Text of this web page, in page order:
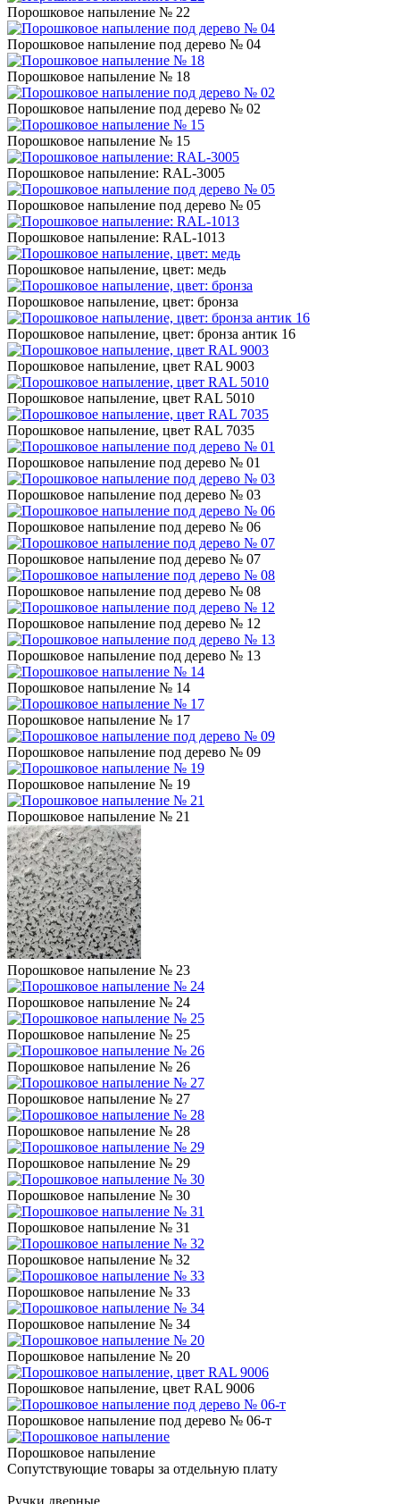
Порошковое напыление № 22
Порошковое напыление под дерево № 04
Порошковое напыление № 18
Порошковое напыление под дерево № 02
Порошковое напыление № 15
Порошковое напыление: RAL-3005
Порошковое напыление под дерево № 05
Порошковое напыление: RAL-1013
Порошковое напыление, цвет: медь
Порошковое напыление, цвет: бронза
Порошковое напыление, цвет: бронза антик 16
Порошковое напыление, цвет RAL 9003
Порошковое напыление, цвет RAL 5010
Порошковое напыление, цвет RAL 7035
Порошковое напыление под дерево № 01
Порошковое напыление под дерево № 03
Порошковое напыление под дерево № 06
Порошковое напыление под дерево № 07
Порошковое напыление под дерево № 08
Порошковое напыление под дерево № 12
Порошковое напыление под дерево № 13
Порошковое напыление № 14
Порошковое напыление № 17
Порошковое напыление под дерево № 09
Порошковое напыление № 19
Порошковое напыление № 21
Порошковое напыление № 23
Порошковое напыление № 24
Порошковое напыление № 25
Порошковое напыление № 26
Порошковое напыление № 27
Порошковое напыление № 28
Порошковое напыление № 29
Порошковое напыление № 30
Порошковое напыление № 31
Порошковое напыление № 32
Порошковое напыление № 33
Порошковое напыление № 34
Порошковое напыление № 20
Порошковое напыление, цвет RAL 9006
Порошковое напыление под дерево № 06-т
Порошковое напыление
Сопутствующие товары за отдельную плату
Ручки дверные